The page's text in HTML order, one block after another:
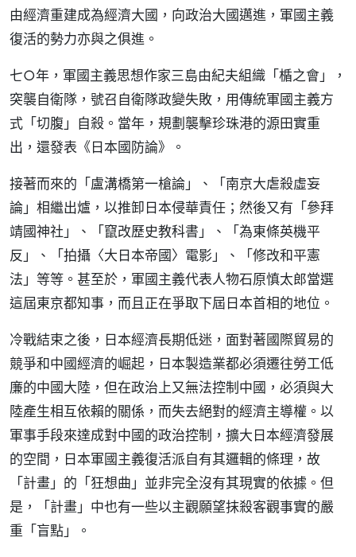
由經濟重建成為經濟大國，向政治大國邁進，軍國主義
復活的勢力亦與之俱進。
七○年，軍國主義思想作家三島由紀夫組織「楯之會」，
突襲自衛隊，號召自衛隊政變失敗，用傳統軍國主義方
式「切腹」自殺。當年，規劃襲擊珍珠港的源田實重
出，還發表《日本國防論》。
接著而來的「盧溝橋第一槍論」、「南京大虐殺虛妄
論」相繼出爐，以推卸日本侵華責任；然後又有「參拜
靖國神社」、「竄改歷史教科書」、「為東條英機平
反」、「拍攝〈大日本帝國〉電影」、「修改和平憲
法」等等。甚至於，軍國主義代表人物石原慎太郎當選
這屆東京都知事，而且正在爭取下屆日本首相的地位。
冷戰結束之後，日本經濟長期低迷，面對著國際貿易的
競爭和中國經濟的崛起，日本製造業都必須遷往勞工低
廉的中國大陸，但在政治上又無法控制中國，必須與大
陸產生相互依賴的關係，而失去絕對的經濟主導權。以
軍事手段來達成對中國的政治控制，擴大日本經濟發展
的空間，日本軍國主義復活派自有其邏輯的條理，故
「計畫」的「狂想曲」並非完全沒有其現實的依據。但
是，「計畫」中也有一些以主觀願望抹殺客觀事實的嚴
重「盲點」。